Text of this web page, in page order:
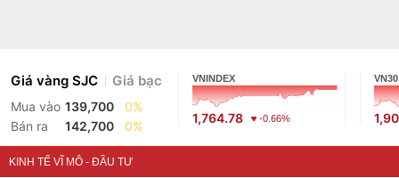
Giá vàng SJC Giá bạc
Mua vào 139,700
0%
Bán ra
142,700 0%
VNINDEX
1,764.78 -0.66%
VN30
KINH TẾ VĨ MÔ - ĐẦU TƯ